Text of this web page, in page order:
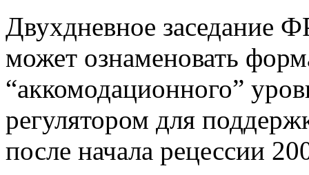
Двухдневное заседание
может ознаменовать
“аккомодационного”
регулятором для
после начала рецессии